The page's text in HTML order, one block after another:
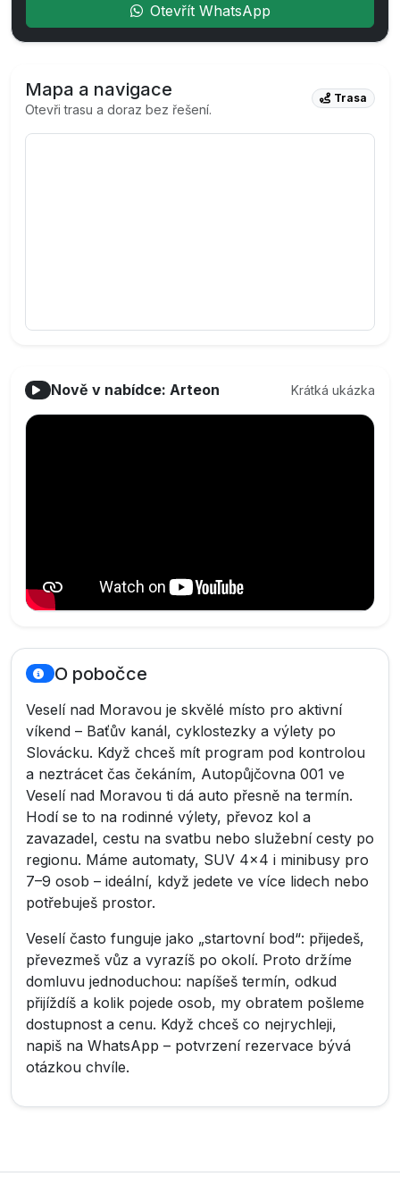
Otevřít WhatsApp
Mapa a navigace
Otevři trasu a doraz bez řešení.
Trasa
Nově v nabídce: Arteon Krátká ukázka
O pobočce
Veselí nad Moravou je skvělé místo pro aktivní
víkend – Baťův kanál, cyklostezky a výlety po
Slovácku. Když chceš mít program pod kontrolou
a neztrácet čas čekáním, Autopůjčovna 001 ve
Veselí nad Moravou ti dá auto přesně na termín.
Hodí se to na rodinné výlety, převoz kol a
zavazadel, cestu na svatbu nebo služební cesty po
regionu. Máme automaty, SUV 4×4 i minibusy pro
7–9 osob – ideální, když jedete ve více lidech nebo
potřebuješ prostor.
Veselí často funguje jako „startovní bod“: přijedeš,
převezmeš vůz a vyrazíš po okolí. Proto držíme
domluvu jednoduchou: napíšeš termín, odkud
přijíždíš a kolik pojede osob, my obratem pošleme
dostupnost a cenu. Když chceš co nejrychleji,
napiš na WhatsApp – potvrzení rezervace bývá
otázkou chvíle.